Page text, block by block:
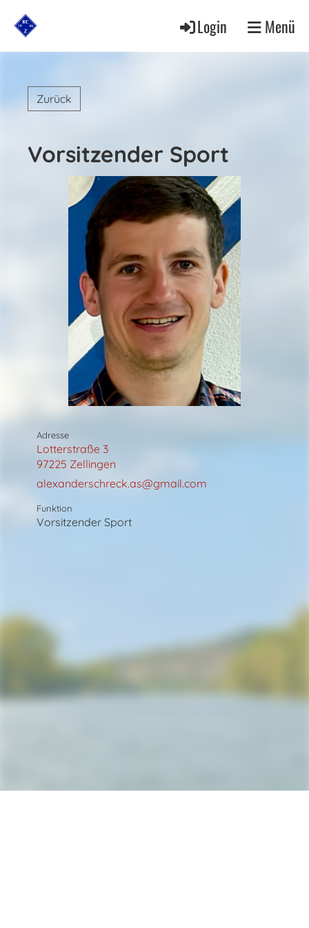
Login Menü
Zurück
Vorsitzender Sport
Adresse
Lotterstraße 3
97225 Zellingen
alexanderschreck.as@gmail.com
Funktion
Vorsitzender Sport